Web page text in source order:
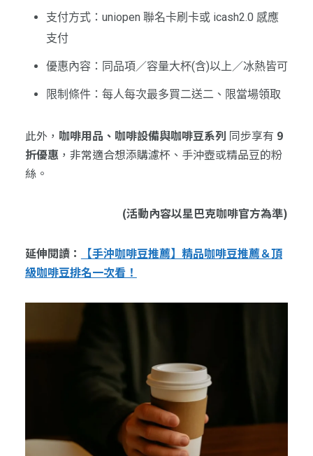
支付方式：uniopen 聯名卡刷卡或 icash2.0 感應
支付
優惠內容：同品項／容量大杯(含)以上／冰熱皆可
限制條件：每人每次最多買二送二、限當場領取
此外， 咖啡用品、咖啡設備與咖啡豆系列 同步享有 9
折優惠 ，非常適合想添購濾杯、手沖壺或精品豆的粉
絲。
(活動內容以星巴克咖啡官方為準)
延伸閱讀：
【手沖咖啡豆推薦】精品咖啡豆推薦＆頂
級咖啡豆排名一次看！